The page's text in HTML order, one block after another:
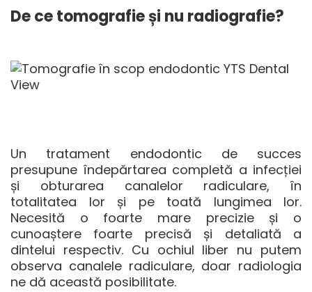
De ce tomografie și nu radiografie?
Un tratament endodontic de succes
presupune îndepărtarea completă a infecției
și obturarea canalelor radiculare, în
totalitatea lor și pe toată lungimea lor.
Necesită o foarte mare precizie și o
cunoaștere foarte precisă și detaliată a
dintelui respectiv. Cu ochiul liber nu putem
observa canalele radiculare, doar radiologia
ne dă această posibilitate.